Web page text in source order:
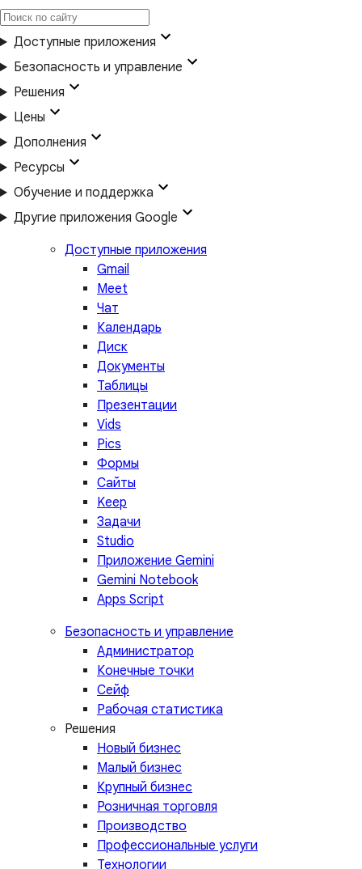
Доступные приложения
Безопасность и управление
Решения
Цены
Дополнения
Ресурсы
Обучение и поддержка
Другие приложения Google
Доступные приложения
Gmail
Meet
Чат
Календарь
Диск
Документы
Таблицы
Презентации
Vids
Pics
Формы
Сайты
Keep
Задачи
Studio
Приложение Gemini
Gemini Notebook
Apps Script
Безопасность и управление
Администратор
Конечные точки
Сейф
Рабочая статистика
Решения
Новый бизнес
Малый бизнес
Крупный бизнес
Розничная торговля
Производство
Профессиональные услуги
Технологии